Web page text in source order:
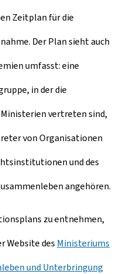
Zeitplan für die
Der Plan sieht auch
umfasst: eine
in der die
vertreten sind,
von Organisationen
und des
angehören.
zu entnehmen,
Website des Ministeriums
und Unterbringung